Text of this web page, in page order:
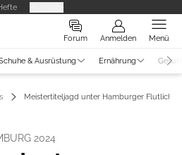
Forum Anmelden Menü
& Ausrüstung Ernährung
Meistertiteljagd unter Hamburger Flutlicht
2024